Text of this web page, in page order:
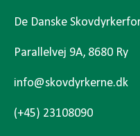
De Danske
Parallelvej 9A, 8680 Ry
info@skovdyrkerne.dk
(+45) 23108090